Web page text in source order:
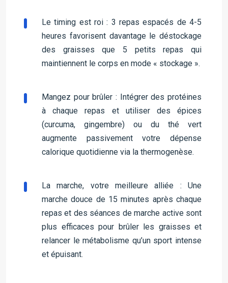
Le timing est roi : 3 repas espacés de 4-5
heures favorisent davantage le déstockage
des graisses que 5 petits repas qui
maintiennent le corps en mode « stockage ».
Mangez pour brûler : Intégrer des protéines
à chaque repas et utiliser des épices
(curcuma, gingembre) ou du thé vert
augmente passivement votre dépense
calorique quotidienne via la thermogenèse.
La marche, votre meilleure alliée : Une
marche douce de 15 minutes après chaque
repas et des séances de marche active sont
plus efficaces pour brûler les graisses et
relancer le métabolisme qu’un sport intense
et épuisant.